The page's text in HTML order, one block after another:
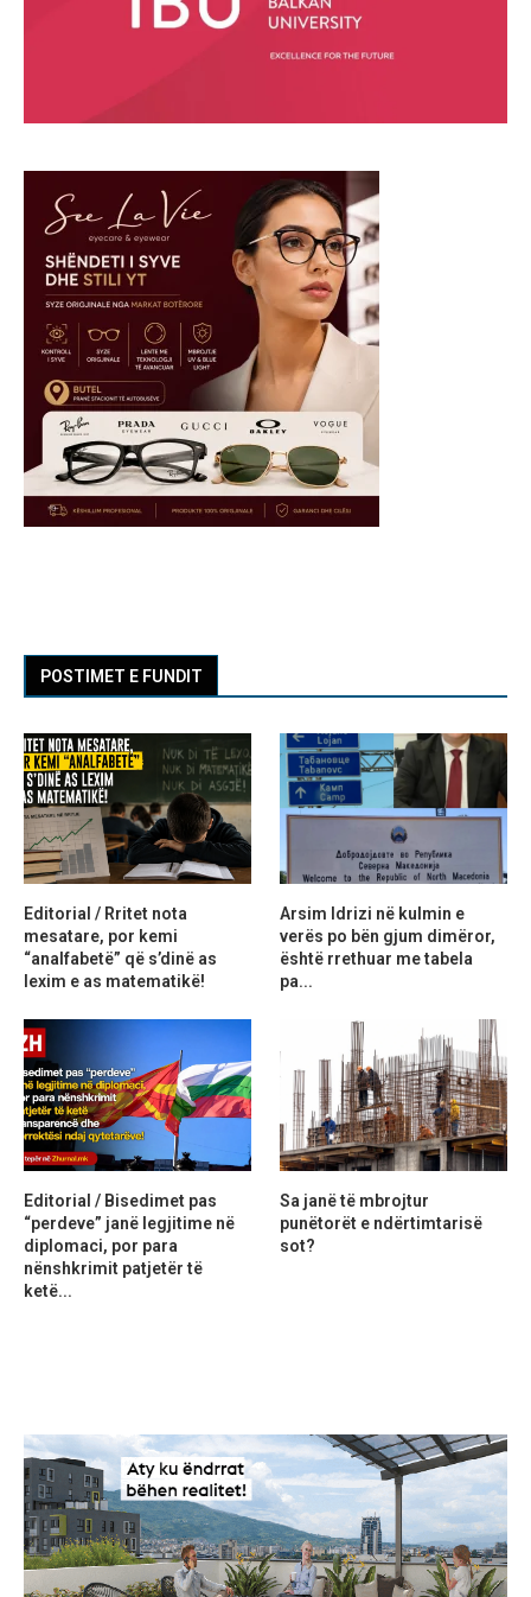
POSTIMET E FUNDIT
Editorial / Rritet nota
mesatare, por kemi
“analfabetë” që s’dinë as
lexim e as matematikë!
Arsim Idrizi në kulmin e
verës po bën gjum dimëror,
është rrethuar me tabela
pa...
Editorial / Bisedimet pas
“perdeve” janë legjitime në
diplomaci, por para
nënshkrimit patjetër të
ketë...
Sa janë të mbrojtur
punëtorët e ndërtimtarisë
sot?